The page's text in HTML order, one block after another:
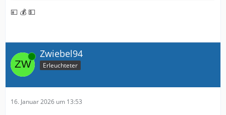
💴 💰 💵
Online Zwiebel94
Erleuchteter
16. Januar 2026 um 13:53